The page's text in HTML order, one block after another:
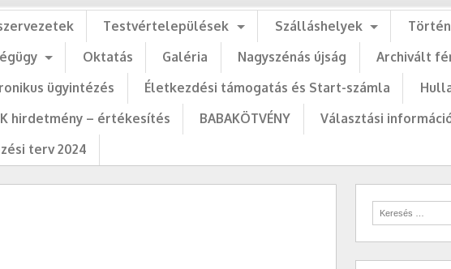
Testvértelepülések Szálláshelyek
Oktatás Galéria Nagyszénás újság Archivált
ügyintézés Életkezdési támogatás és Start-számla
hirdetmény – értékesítés BABAKÖTVÉNY Választási
terv 2024